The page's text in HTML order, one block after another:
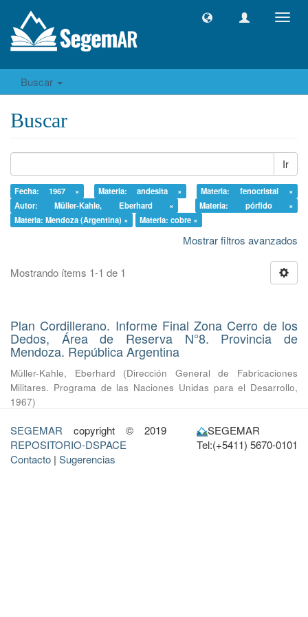
Buscar
Buscar
Ir
Fecha: 1967 × Materia: andesita ×
Materia: fenocristal ×
Autor: Müller-Kahle, Eberhard ×
Materia: pórfido ×
Materia: Mendoza (Argentina) ×
Materia: cobre ×
Mostrar filtros avanzados
Mostrando ítems 1-1 de 1
Plan Cordillerano. Informe Final Zona Cerro de los
Dedos, Área de Reserva N°8. Provincia de
Mendoza. República Argentina
Müller-Kahle, Eberhard (Dirección General de Fabricaciones
Militares. Programa de las Naciones Unidas para el Desarrollo,
1967)
SEGEMAR copyright © 2019
REPOSITORIO-DSPACE
Contacto | Sugerencias
SEGEMAR
Tel:(+5411) 5670-0101